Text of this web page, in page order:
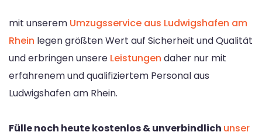
mit unserem Umzugsservice aus Ludwigshafen am
Rhein legen größten Wert auf Sicherheit und Qualität
und erbringen unsere Leistungen daher nur mit
erfahrenem und qualifiziertem Personal aus
Ludwigshafen am Rhein.
Fülle noch heute kostenlos & unverbindlich unser